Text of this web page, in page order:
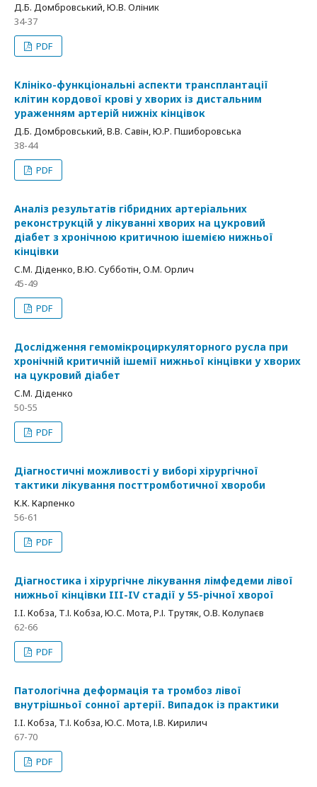
Д.Б. Домбровський, Ю.В. Оліник
34-37
PDF
Клініко-функціональні аспекти трансплантації
клітин кордової крові у хворих із дистальним
ураженням артерій нижніх кінцівок
Д.Б. Домбровський, В.В. Савін, Ю.Р. Пшиборовська
38-44
PDF
Аналіз результатів гібридних артеріальних
реконструкцій у лікуванні хворих на цукровий
діабет з хронічною критичною ішемією нижньої
кінцівки
С.М. Діденко, В.Ю. Субботін, О.М. Орлич
45-49
PDF
Дослідження гемомікроциркуляторного русла при
хронічній критичній ішемії нижньої кінцівки у хворих
на цукровий діабет
С.М. Діденко
50-55
PDF
Діагностичні можливості у виборі хірургічної
тактики лікування посттромботичної хвороби
К.К. Карпенко
56-61
PDF
Діагностика і хірургічне лікування лімфедеми лівої
нижньої кінцівки III-IV стадії у 55-річної хворої
I.I. Кобза, Т.І. Кобза, Ю.С. Мота, Р.І. Трутяк, О.В. Колупаєв
62-66
PDF
Патологічна деформація та тромбоз лівої
внутрішньої сонної артерії. Випадок із практики
I.I. Кобза, Т.І. Кобза, Ю.С. Мота, І.В. Кирилич
67-70
PDF